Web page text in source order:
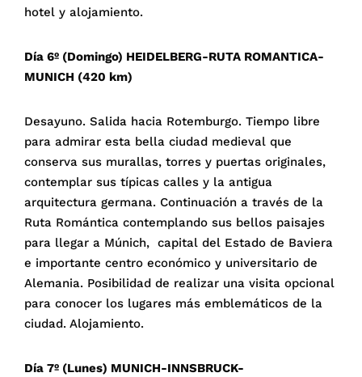
hotel y alojamiento.
Día 6º (Domingo) HEIDELBERG-RUTA ROMANTICA-
MUNICH (420 km)
Desayuno. Salida hacia Rotemburgo. Tiempo libre
para admirar esta bella ciudad medieval que
conserva sus murallas, torres y puertas originales,
contemplar sus típicas calles y la antigua
arquitectura germana. Continuación a través de la
Ruta Romántica contemplando sus bellos paisajes
para llegar a Múnich, capital del Estado de Baviera
e importante centro económico y universitario de
Alemania. Posibilidad de realizar una visita opcional
para conocer los lugares más emblemáticos de la
ciudad. Alojamiento.
Día 7º (Lunes) MUNICH-INNSBRUCK-